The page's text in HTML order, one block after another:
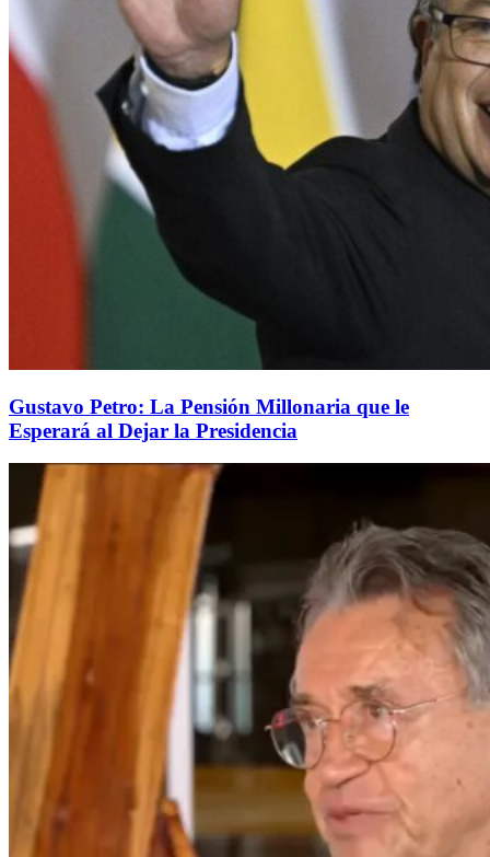
Gustavo Petro: La Pensión Millonaria que le
Esperará al Dejar la Presidencia